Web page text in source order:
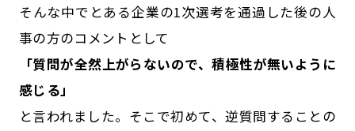
そんな中でとある企業の1次選考を通過した後の人
事の方のコメントとして
「質問が全然上がらないので、積極性が無いように
感じる」
と言われました。そこで初めて、逆質問することの